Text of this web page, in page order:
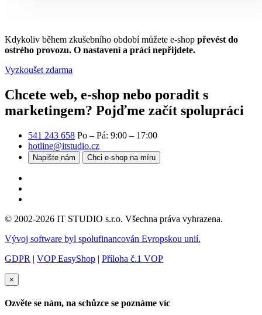
Kdykoliv během zkušebního období můžete e-shop převést do
ostrého provozu. O nastavení a práci nepřijdete.
Vyzkoušet zdarma
Chcete web, e-shop nebo poradit s
marketingem? Pojďme začít spolupráci
541 243 658 Po – Pá: 9:00 – 17:00
hotline@itstudio.cz
Napište nám Chci e-shop na míru
© 2002-2026 IT STUDIO s.r.o. Všechna práva vyhrazena.
Vývoj software byl spolufinancován Evropskou unií.
GDPR | VOP EasyShop | Příloha č.1 VOP
×
Ozvěte se nám, na schůzce se poznáme víc